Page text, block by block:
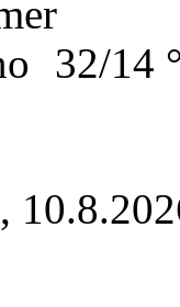
32/14
,